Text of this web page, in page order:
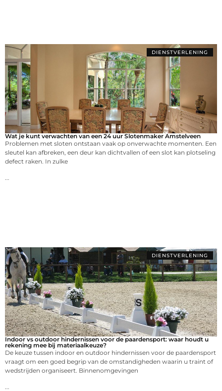
DIENSTVERLENING
Wat je kunt verwachten van een 24 uur Slotenmaker Amstelveen
Problemen met sloten ontstaan vaak op onverwachte momenten. Een
sleutel kan afbreken, een deur kan dichtvallen of een slot kan plotseling
defect raken. In zulke
DIENSTVERLENING
Indoor vs outdoor hindernissen voor de paardensport: waar houdt u
rekening mee bij materiaalkeuze?
De keuze tussen indoor en outdoor hindernissen voor de paardensport
vraagt om een goed begrip van de omstandigheden waarin u traint of
wedstrijden organiseert. Binnenomgevingen